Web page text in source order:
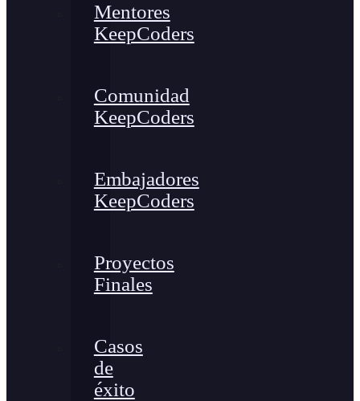
Mentores
KeepCoders
Comunidad
KeepCoders
Embajadores
KeepCoders
Proyectos
Finales
Casos
de
éxito